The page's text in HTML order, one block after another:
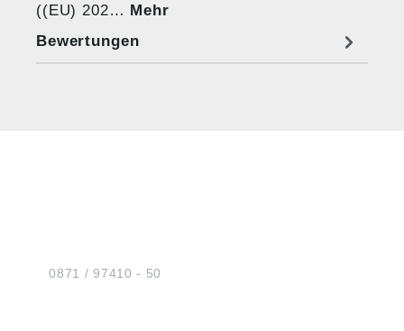
((EU) 202… Mehr
Bewertungen
Tel.:0871 / 97410 - 50